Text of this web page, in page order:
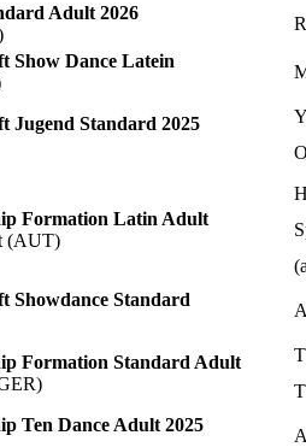
Adult 2026
Show Dance Latein
Jugend Standard 2025
Formation Latin Adult
(AUT)
Showdance Standard
Formation Standard Adult
Ten Dance Adult 2025